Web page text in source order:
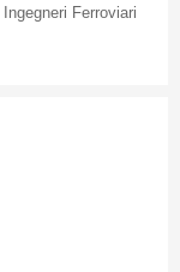
Ingegneri Ferroviari